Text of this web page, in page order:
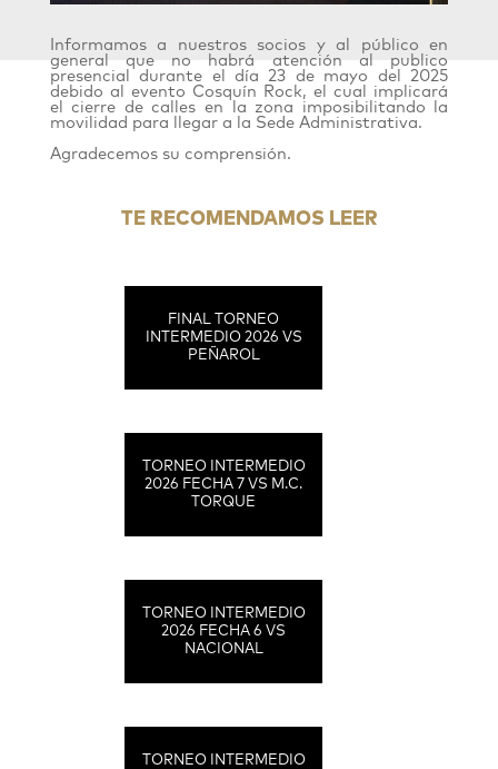
Informamos a nuestros socios y al público en
general que no habrá atención al publico
presencial durante el día 23 de mayo del 2025
debido al evento Cosquín Rock, el cual implicará
el cierre de calles en la zona imposibilitando la
movilidad para llegar a la Sede Administrativa.
Agradecemos su comprensión.
TE RECOMENDAMOS LEER
FINAL TORNEO
INTERMEDIO 2026 VS
PEÑAROL
TORNEO INTERMEDIO
2026 FECHA 7 VS M.C.
TORQUE
TORNEO INTERMEDIO
2026 FECHA 6 VS
NACIONAL
TORNEO INTERMEDIO